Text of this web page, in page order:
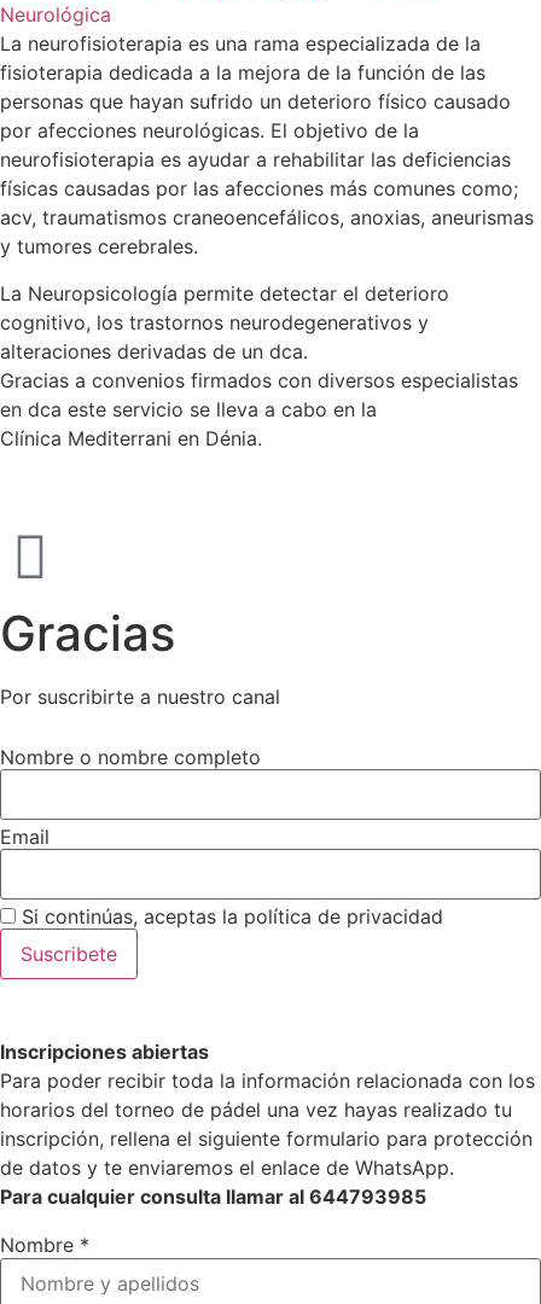
Neurológica
La neurofisioterapia es una rama especializada de la
fisioterapia dedicada a la mejora de la función de las
personas que hayan sufrido un deterioro físico causado
por afecciones neurológicas. El objetivo de la
neurofisioterapia es ayudar a rehabilitar las deficiencias
físicas causadas por las afecciones más comunes como;
acv, traumatismos craneoencefálicos, anoxias, aneurismas
y tumores cerebrales.
La Neuropsicología permite detectar el deterioro
cognitivo, los trastornos neurodegenerativos y
alteraciones derivadas de un dca.
Gracias a convenios firmados con diversos especialistas
en dca este servicio se lleva a cabo en la
Clínica Mediterrani en Dénia.
Gracias
Por suscribirte a nuestro canal
Nombre o nombre completo
Email
Si continúas, aceptas la política de privacidad
Inscripciones abiertas
Para poder recibir toda la información relacionada con los
horarios del torneo de pádel una vez hayas realizado tu
inscripción, rellena el siguiente formulario para protección
de datos y te enviaremos el enlace de WhatsApp.
Para cualquier consulta llamar al 644793985
Nombre *